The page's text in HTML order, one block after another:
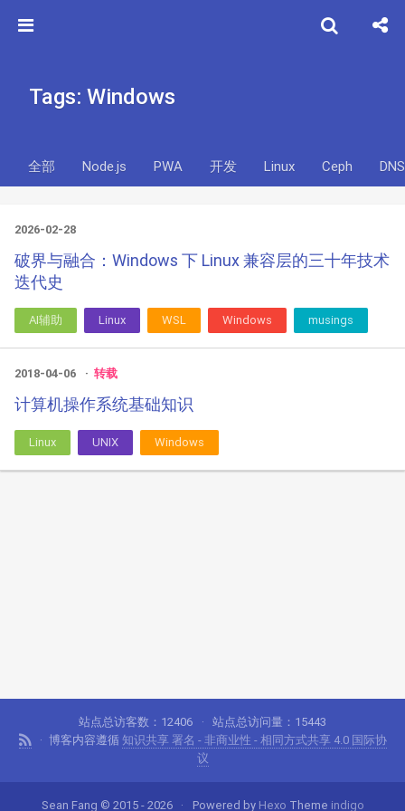
Tags: Windows
全部 Node.js PWA 开发 Linux Ceph DNS
2026-02-28
破界与融合：Windows 下 Linux 兼容层的三十年技术
迭代史
AI辅助 Linux WSL Windows musings
2018-04-06 转载
计算机操作系统基础知识
Linux UNIX Windows
站点总访客数： 12406 站点总访问量： 15443
博客内容遵循 知识共享 署名 - 非商业性 - 相同方式共享 4.0 国际协
议
Sean Fang © 2015 - 2026 Powered by Hexo Theme indigo